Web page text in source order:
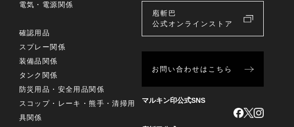
電気・電源関係
確認用品
スプレー関係
装備品関係
タンク関係
防災用品・安全用品関係
スコップ・レーキ・熊手・清掃用
具関係
庖斬巴
公式オンラインストア
お問い合わせはこちら
マルキン印公式SNS